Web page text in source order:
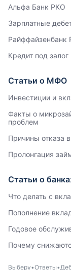
Альфа Банк РКО
Зарплатные
Кредит под
Статьи о МФО
Инвестиции и
Факты о
проблем
Причины отказа
Пролонгация
Статьи о
Что делать с
Пополнение
Годовое
Почему
Выберу Ответы